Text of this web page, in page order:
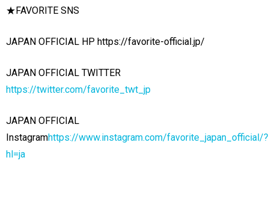
★FAVORITE SNS
JAPAN OFFICIAL HP https://favorite-official.jp/
JAPAN OFFICIAL TWITTER
https://twitter.com/favorite_twt_jp
JAPAN OFFICIAL
Instagramhttps://www.instagram.com/favorite_japan_official/?
hl=ja